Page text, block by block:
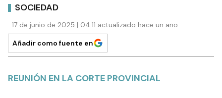
SOCIEDAD
17 de junio de 2025 | 04:11 actualizado hace un año
Añadir como fuente en
REUNIÓN EN LA CORTE PROVINCIAL